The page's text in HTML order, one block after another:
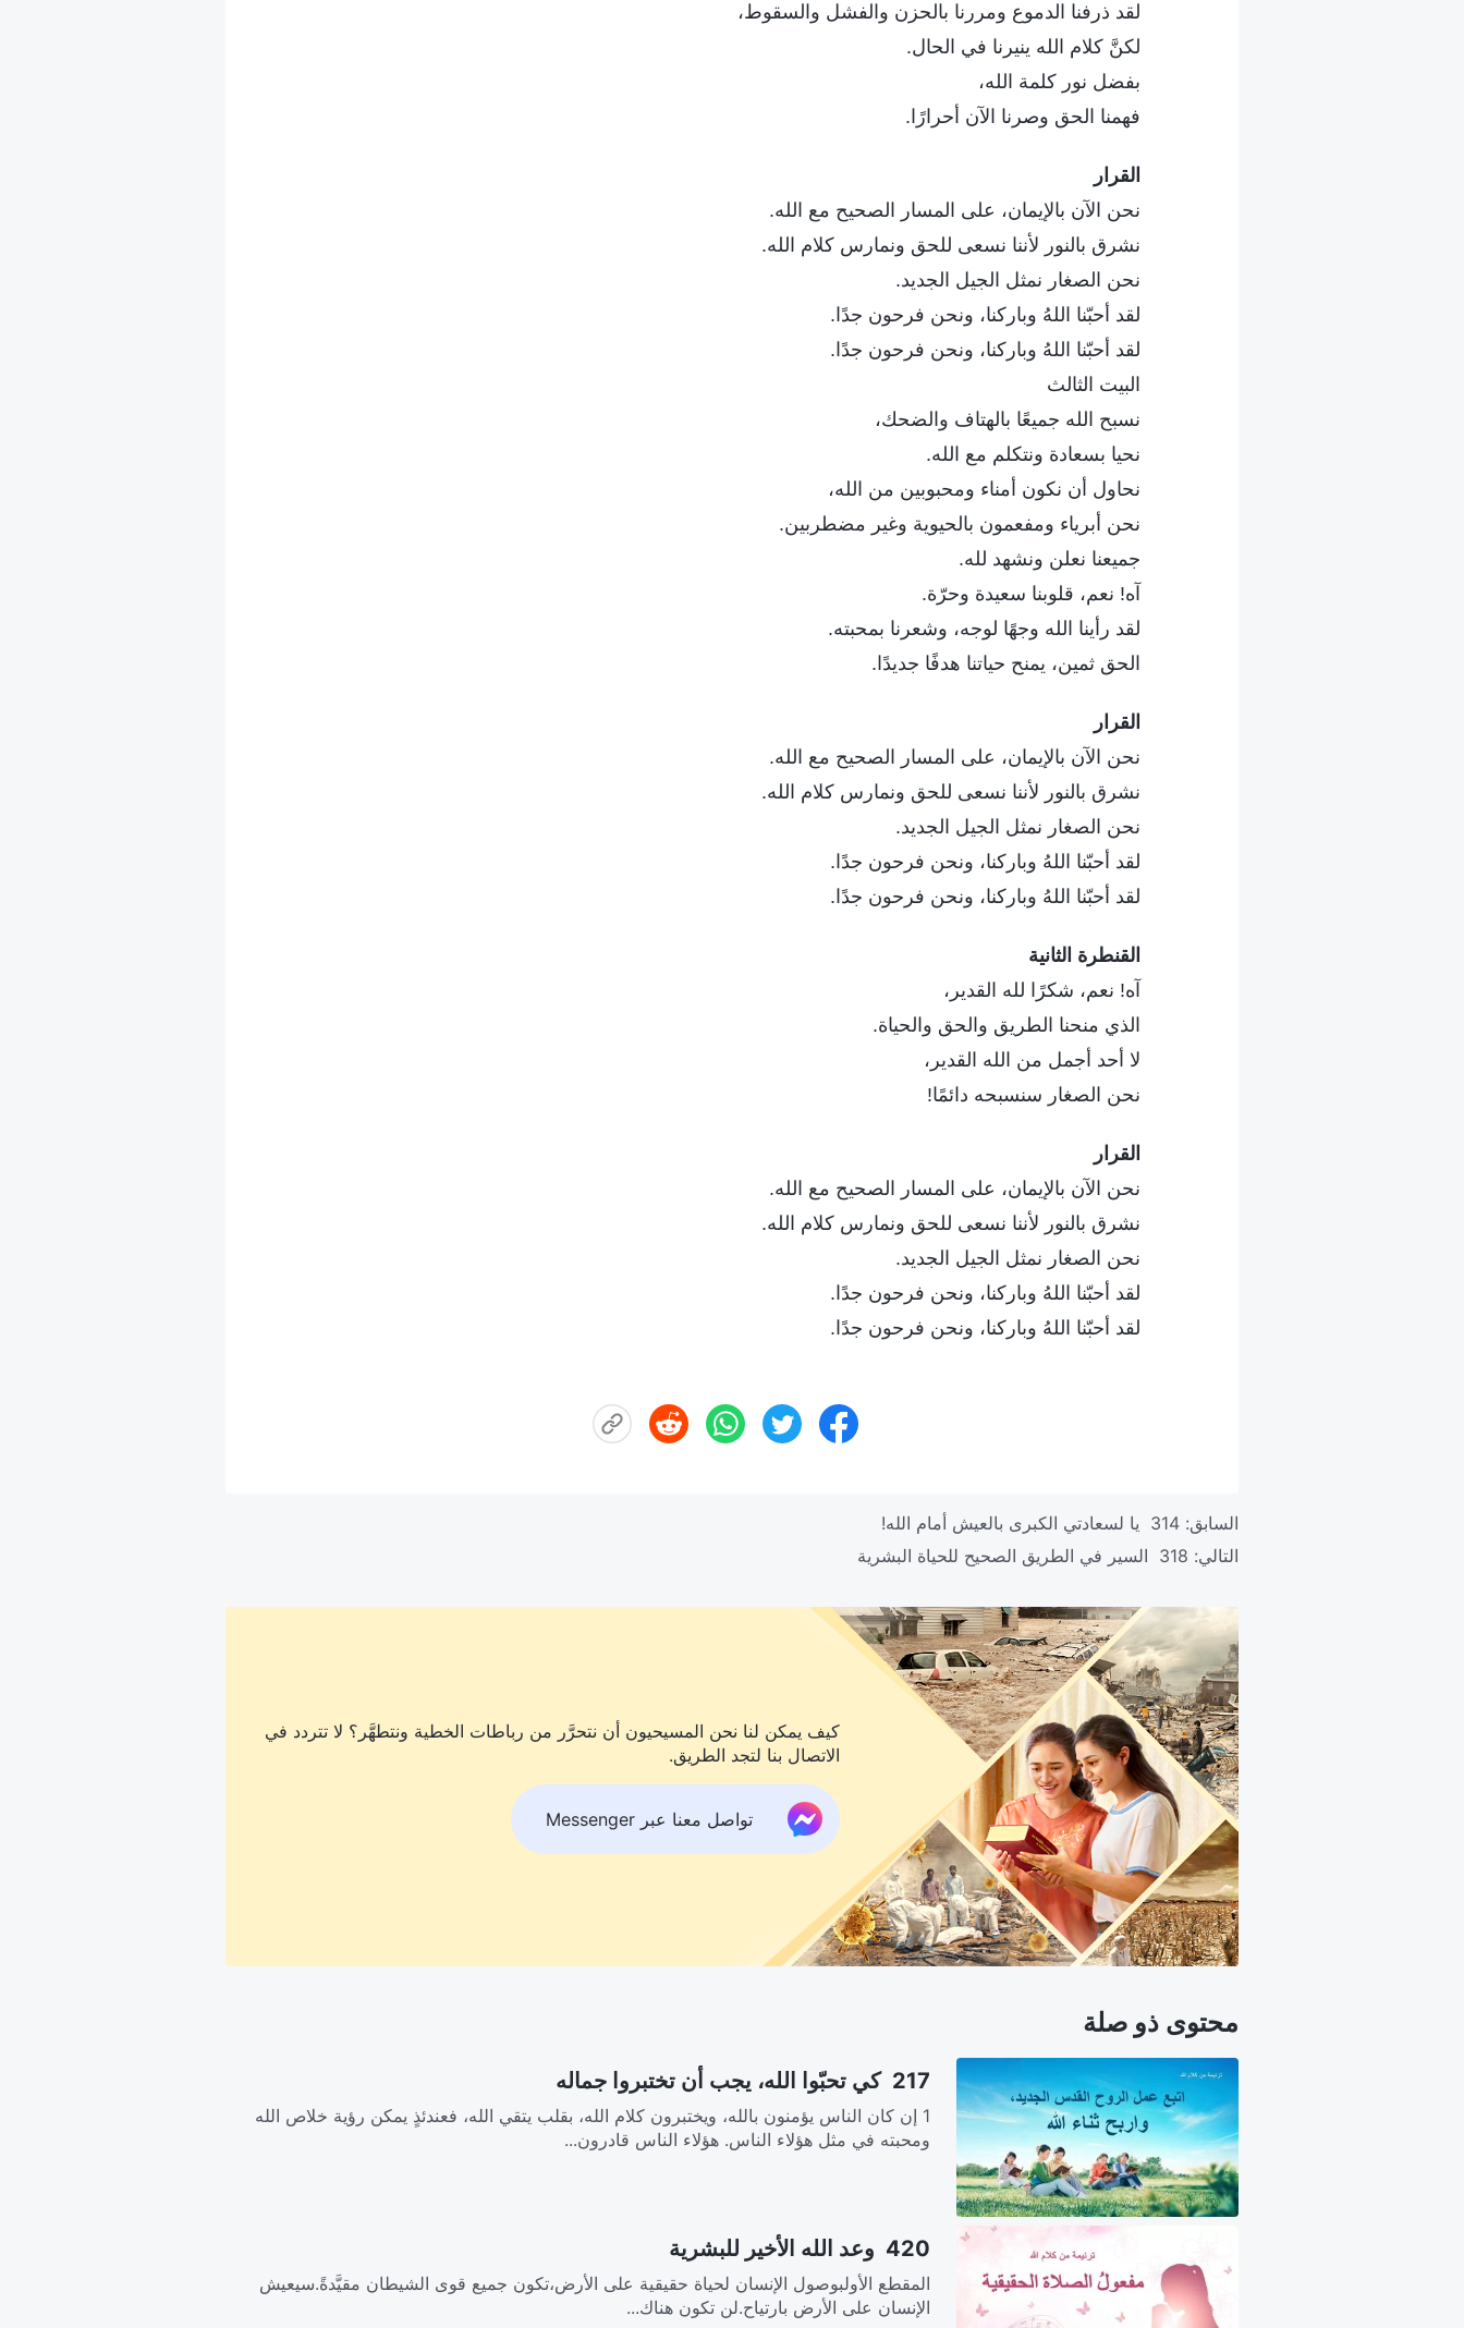
لقد ذرفنا الدموع ومررنا بالحزن والفشل والسقوط،
لكنَّ كلام الله ينيرنا في الحال.
بفضل نور كلمة الله،
فهمنا الحق وصرنا الآن أحرارًا.
القرار
نحن الآن بالإيمان، على المسار الصحيح مع الله.
نشرق بالنور لأننا نسعى للحق ونمارس كلام الله.
نحن الصغار نمثل الجيل الجديد.
لقد أحبّنا اللهُ وباركنا، ونحن فرحون جدًا.
لقد أحبّنا اللهُ وباركنا، ونحن فرحون جدًا.
البيت الثالث
نسبح الله جميعًا بالهتاف والضحك،
نحيا بسعادة ونتكلم مع الله.
نحاول أن نكون أمناء ومحبوبين من الله،
نحن أبرياء ومفعمون بالحيوية وغير مضطربين.
جميعنا نعلن ونشهد لله.
آه! نعم، قلوبنا سعيدة وحرّة.
لقد رأينا الله وجهًا لوجه، وشعرنا بمحبته.
الحق ثمين، يمنح حياتنا هدفًا جديدًا.
القرار
نحن الآن بالإيمان، على المسار الصحيح مع الله.
نشرق بالنور لأننا نسعى للحق ونمارس كلام الله.
نحن الصغار نمثل الجيل الجديد.
لقد أحبّنا اللهُ وباركنا، ونحن فرحون جدًا.
لقد أحبّنا اللهُ وباركنا، ونحن فرحون جدًا.
القنطرة الثانية
آه! نعم، شكرًا لله القدير،
الذي منحنا الطريق والحق والحياة.
لا أحد أجمل من الله القدير،
نحن الصغار سنسبحه دائمًا!
القرار
نحن الآن بالإيمان، على المسار الصحيح مع الله.
نشرق بالنور لأننا نسعى للحق ونمارس كلام الله.
نحن الصغار نمثل الجيل الجديد.
لقد أحبّنا اللهُ وباركنا، ونحن فرحون جدًا.
لقد أحبّنا اللهُ وباركنا، ونحن فرحون جدًا.
السابق: 314 يا لسعادتي الكبرى بالعيش أمام الله!
التالي: 318 السير في الطريق الصحيح للحياة البشرية
كيف يمكن لنا نحن المسيحيون أن نتحرَّر من رباطات الخطية ونتطهَّر؟ لا تتردد في
الاتصال بنا لتجد الطريق.
تواصل معنا عبر Messenger
محتوى ذو صلة
217 كي تحبّوا الله، يجب أن تختبروا جماله
1 إن كان الناس يؤمنون بالله، ويختبرون كلام الله، بقلب يتقي الله، فعندئذٍ يمكن رؤية خلاص الله
ومحبته في مثل هؤلاء الناس. هؤلاء الناس قادرون...
420 وعد الله الأخير للبشرية‎
المقطع الأولبوصول الإنسان لحياة حقيقية على الأرض،تكون جميع قوى الشيطان مقيَّدةً.سيعيش
الإنسان على الأرض بارتياح.لن تكون هناك...